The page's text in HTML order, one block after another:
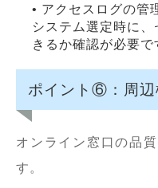
• アクセスログの管
システム選定時に
きるか確認が必要で
ポイント⑥：周辺
オンライン窓口の品
す。